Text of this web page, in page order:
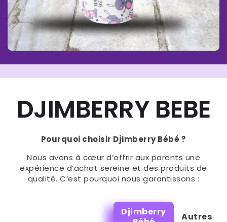
DJIMBERRY BEBE
Pourquoi choisir Djimberry Bébé ?
Nous avons à cœur d’offrir aux parents une
expérience d’achat sereine et des produits de
qualité. C’est pourquoi nous garantissons :
Djimberry
Autres